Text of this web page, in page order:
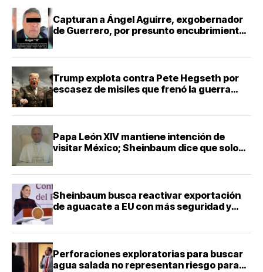
Capturan a Ángel Aguirre, exgobernador
de Guerrero, por presunto encubrimiento
Trump explota contra Pete Hegseth por
escasez de misiles que frenó la guerra
Papa León XIV mantiene intención de
visitar México; Sheinbaum dice que solo
Sheinbaum busca reactivar exportación
de aguacate a EU con más seguridad y
Perforaciones exploratorias para buscar
agua salada no representan riesgo para